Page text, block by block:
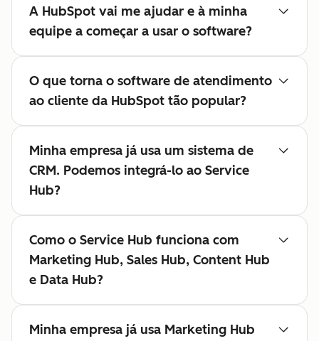
A HubSpot vai me ajudar e à minha
equipe a começar a usar o software?
O que torna o software de atendimento
ao cliente da HubSpot tão popular?
Minha empresa já usa um sistema de
CRM. Podemos integrá-lo ao Service
Hub?
Como o Service Hub funciona com
Marketing Hub, Sales Hub, Content Hub
e Data Hub?
Minha empresa já usa Marketing Hub